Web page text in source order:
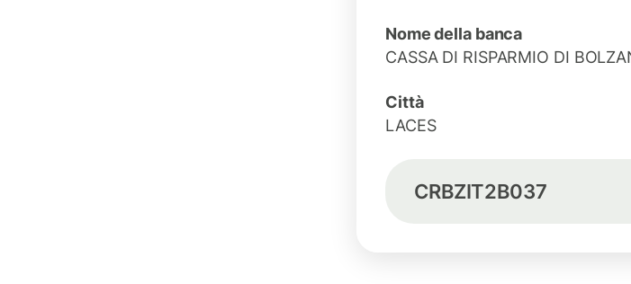
Nome della banca
CASSA DI RISPARMIO DI
Città
LACES
CRBZIT2B037